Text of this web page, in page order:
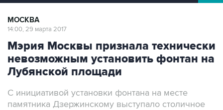
МОСКВА
14:00, 29 марта 2017
Мэрия Москвы признала технически
невозможным установить фонтан на
Лубянской площади
С инициативой установки фонтана на месте
памятника Дзержинскому выступало столичное